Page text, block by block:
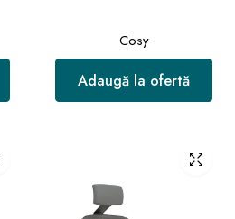
Cosy
Adaugă la ofertă